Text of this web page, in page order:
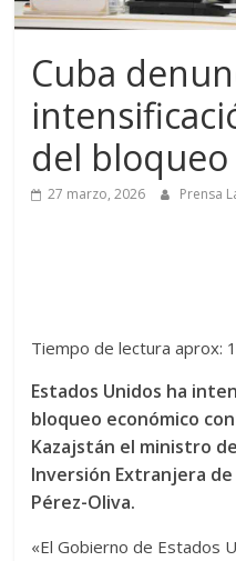
Cuba
del bloqueo
27 marzo, 2026 Prensa
Tiempo de lectura aprox:
Estados Unidos ha
bloqueo económico
Kazajstán el ministro
Inversión Extranjera
Pérez-Oliva.
«El Gobierno de Estados